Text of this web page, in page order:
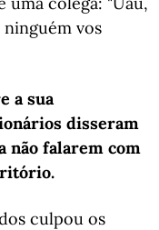
ninguém vos
a sua
disseram
não falarem com
culpou os